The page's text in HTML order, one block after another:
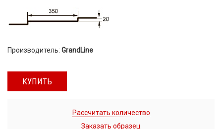
Производитель: GrandLine
КУПИТЬ
Рассчитать количество
Заказать образец